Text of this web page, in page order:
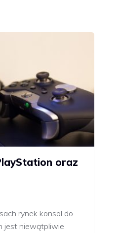
oraz
rynek konsol do
jest niewątpliwie